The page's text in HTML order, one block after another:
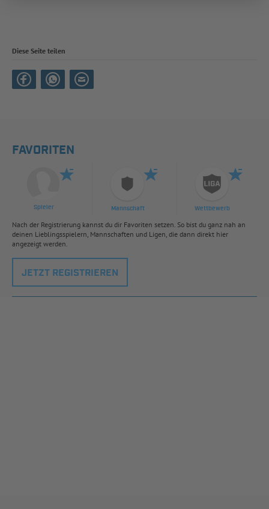
Diese Seite teilen
FAVORITEN
Spieler Mannschaft Wettbewerb
Nach der Registrierung kannst du dir Favoriten setzen. So bist du ganz nah an
deinen Lieblingsspielern, Mannschaften und Ligen, die dann direkt hier
angezeigt werden.
JETZT REGISTRIEREN